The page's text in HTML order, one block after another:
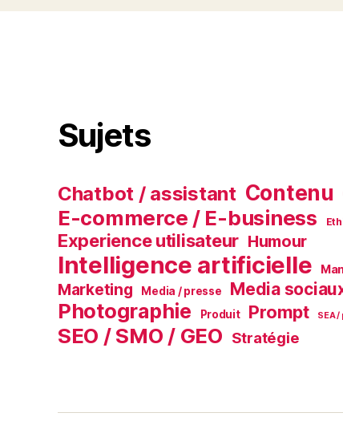
Sujets
Chatbot / assistant Contenu
E-commerce / E-business
Experience utilisateur Humour
Intelligence artificielle
Marketing Media / presse Media
Photographie Produit Prompt SEA
SEO / SMO / GEO Stratégie